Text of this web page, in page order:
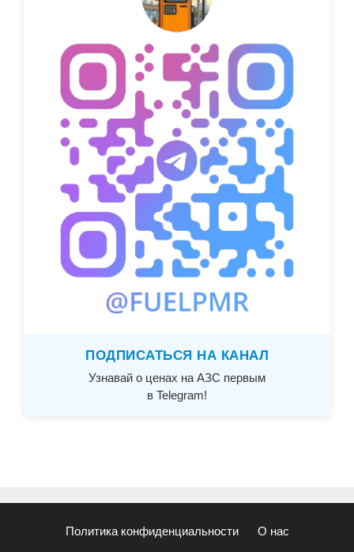
ПОДПИСАТЬСЯ НА КАНАЛ
Узнавай о ценах на АЗС первым
в Telegram!
Политика конфиденциальности О нас